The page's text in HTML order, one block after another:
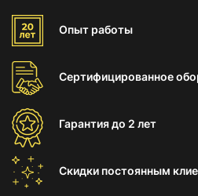
Опыт работы
Сертифицированное
Гарантиядо 2 лет
Скидки постоянным